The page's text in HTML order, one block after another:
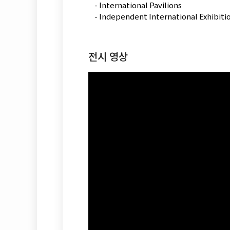
- International Pavilions
- Independent International
전시 영상